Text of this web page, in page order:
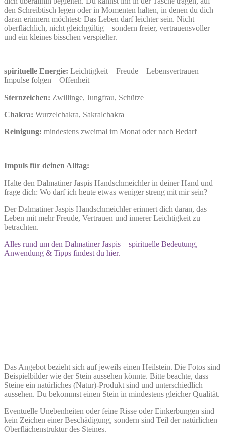
den Schreibtisch legen oder in Momenten halten, in denen du dich
daran erinnern möchtest: Das Leben darf leichter sein. Nicht
oberflächlich, nicht gleichgültig – sondern freier, vertrauensvoller
und ein kleines bisschen verspielter.
spirituelle Energie: Leichtigkeit – Freude – Lebensvertrauen –
Impulse folgen – Offenheit
Sternzeichen: Zwillinge, Jungfrau, Schütze
Chakra: Wurzelchakra, Sakralchakra
Reinigung: mindestens zweimal im Monat oder nach Bedarf
Impuls für deinen Alltag:
Halte den Dalmatiner Jaspis Handschmeichler in deiner Hand und
frage dich: Wo darf ich heute etwas weniger streng mit mir sein?
Der Dalmatiner Jaspis Handschmeichler erinnert dich daran, das
Leben mit mehr Freude, Vertrauen und innerer Leichtigkeit zu
betrachten.
Alles rund um den Dalmatiner Jaspis – spirituelle Bedeutung,
Anwendung & Tipps findest du hier.
Das Angebot bezieht sich auf jeweils einen Heilstein. Die Fotos sind
Beispielbilder wie der Stein aussehen könnte. Bitte beachte, dass
Steine ein natürliches (Natur)-Produkt sind und unterschiedlich
aussehen. Du bekommst einen Stein in mindestens gleicher Qualität.
Eventuelle Unebenheiten oder feine Risse oder Einkerbungen sind
kein Zeichen einer Beschädigung, sondern sind Teil der natürlichen
Oberflächenstruktur des Steines.